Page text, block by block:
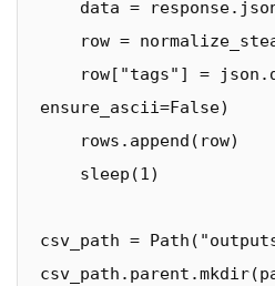
ensure_ascii=False)
csv_path =